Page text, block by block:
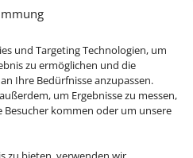
und Targeting Technologien, um
zu ermöglichen und die
Ihre Bedürfnisse anzupassen.
um Ergebnisse zu messen,
kommen oder um unsere
zu bieten, verwenden wir